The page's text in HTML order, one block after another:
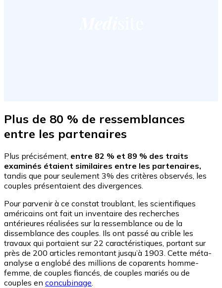
Plus de 80 % de ressemblances
entre les partenaires
Plus précisément, entre 82 % et 89 % des traits
examinés étaient similaires entre les partenaires,
tandis que pour seulement 3% des critères observés, les
couples présentaient des divergences.
Pour parvenir à ce constat troublant, les scientifiques
américains ont fait un inventaire des recherches
antérieures réalisées sur la ressemblance ou de la
dissemblance des couples. Ils ont passé au crible les
travaux qui portaient sur 22 caractéristiques, portant sur
près de 200 articles remontant jusqu’à 1903. Cette méta-
analyse a englobé des millions de coparents homme-
femme, de couples fiancés, de couples mariés ou de
couples en concubinage